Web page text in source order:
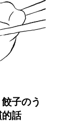
子のう
話